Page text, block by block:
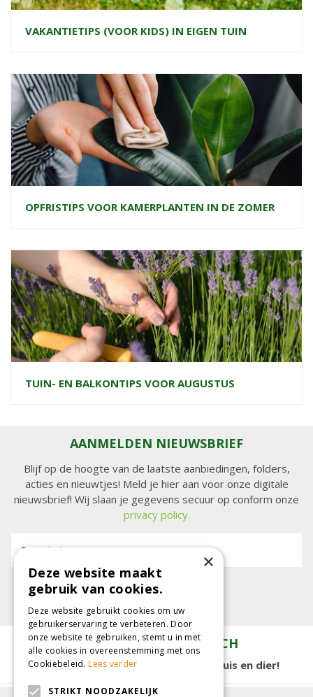
VAKANTIETIPS (VOOR KIDS) IN EIGEN TUIN
OPFRISTIPS VOOR KAMERPLANTEN IN DE ZOMER
TUIN- EN BALKONTIPS VOOR AUGUSTUS
AANMELDEN NIEUWSBRIEF
Blijf op de hoogte van de laatste aanbiedingen, folders,
acties en nieuwtjes! Meld je hier aan voor onze digitale
nieuwsbrief! Wij slaan je gegevens secuur op conform onze
privacy policy.
E-mailadres:
TUINCENTRUM KOLBACH
15.000 m2 winkelplezier voor tuin, huis en dier!
×
Deze website maakt
gebruik van cookies.
Deze website gebruikt cookies om uw
gebruikerservaring te verbeteren. Door
onze website te gebruiken, stemt u in met
alle cookies in overeenstemming met ons
Cookiebeleid.Lees verder
STRIKT NOODZAKELIJK